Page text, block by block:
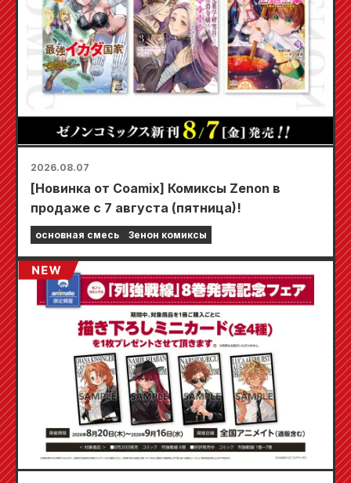
2026.08.07
[Новинка от Coamix] Комиксы Zenon в
продаже с 7 августа (пятница)!
основная смесь Зенон комиксы